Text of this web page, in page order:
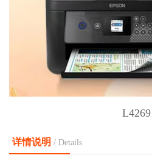
L4269
详情说明 / Details